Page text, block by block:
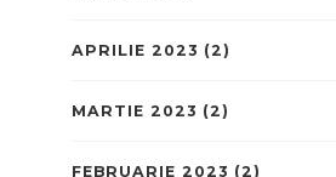
APRILIE 2023 (2)
MARTIE 2023 (2)
FEBRUARIE 2023 (2)